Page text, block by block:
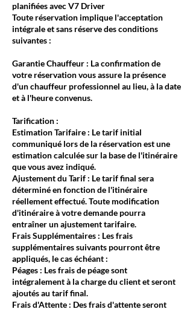
planifiées avec V7 Driver
Toute réservation implique l'acceptation
intégrale et sans réserve des conditions
suivantes :
Garantie Chauffeur : La confirmation de
votre réservation vous assure la présence
d'un chauffeur professionnel au lieu, à la date
et à l'heure convenus.
Tarification :
Estimation Tarifaire : Le tarif initial
communiqué lors de la réservation est une
estimation calculée sur la base de l'itinéraire
que vous avez indiqué.
Ajustement du Tarif : Le tarif final sera
déterminé en fonction de l'itinéraire
réellement effectué. Toute modification
d'itinéraire à votre demande pourra
entraîner un ajustement tarifaire.
Frais Supplémentaires : Les frais
supplémentaires suivants pourront être
appliqués, le cas échéant :
Péages : Les frais de péage sont
intégralement à la charge du client et seront
ajoutés au tarif final.
Frais d'Attente : Des frais d'attente seront